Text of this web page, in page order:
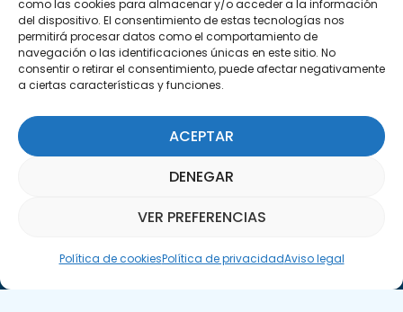
como las cookies para almacenar y/o acceder a la información
del dispositivo. El consentimiento de estas tecnologías nos
permitirá procesar datos como el comportamiento de
navegación o las identificaciones únicas en este sitio. No
consentir o retirar el consentimiento, puede afectar negativamente
a ciertas características y funciones.
ACEPTAR
DENEGAR
VER PREFERENCIAS
Política de cookiesPolítica de privacidadAviso legal
29590 Campanillas, Málaga
Suscríbete a nuestra Newsletter
SUSCRÍBETE AQUÍ